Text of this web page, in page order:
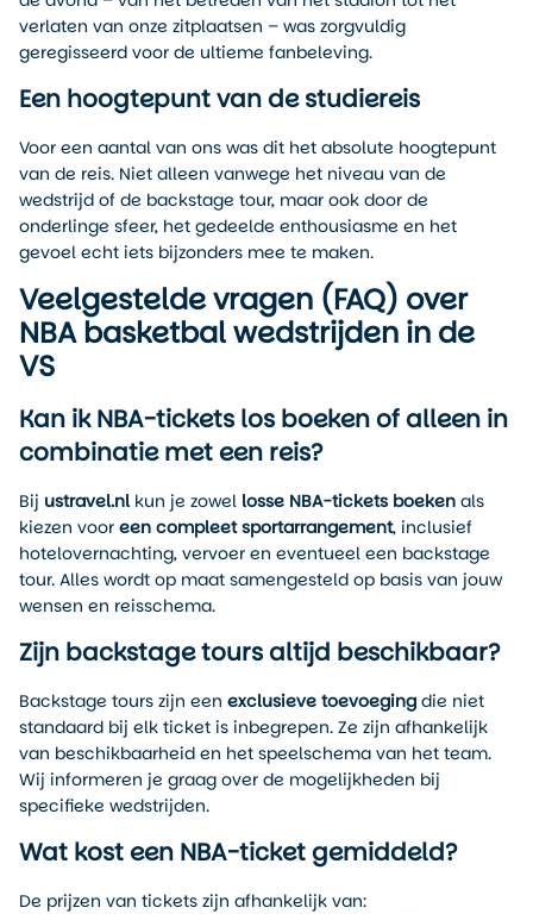
verlaten van onze zitplaatsen – was zorgvuldig
geregisseerd voor de ultieme fanbeleving.
Een hoogtepunt van de studiereis
Voor een aantal van ons was dit het absolute hoogtepunt
van de reis. Niet alleen vanwege het niveau van de
wedstrijd of de backstage tour, maar ook door de
onderlinge sfeer, het gedeelde enthousiasme en het
gevoel echt iets bijzonders mee te maken.
Veelgestelde vragen (FAQ) over
NBA basketbal wedstrijden in de
VS
Kan ik NBA-tickets los boeken of alleen in
combinatie met een reis?
Bij ustravel.nl kun je zowel losse NBA-tickets boeken als
kiezen voor een compleet sportarrangement, inclusief
hotelovernachting, vervoer en eventueel een backstage
tour. Alles wordt op maat samengesteld op basis van jouw
wensen en reisschema.
Zijn backstage tours altijd beschikbaar?
Backstage tours zijn een exclusieve toevoeging die niet
standaard bij elk ticket is inbegrepen. Ze zijn afhankelijk
van beschikbaarheid en het speelschema van het team.
Wij informeren je graag over de mogelijkheden bij
specifieke wedstrijden.
Wat kost een NBA-ticket gemiddeld?
De prijzen van tickets zijn afhankelijk van: